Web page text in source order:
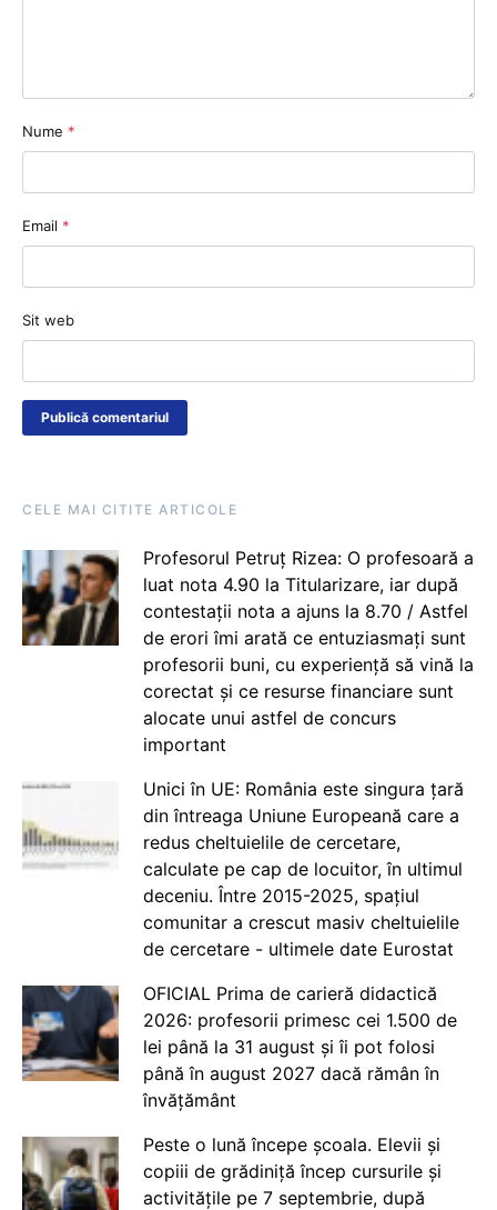
Nume *
Email *
Sit web
CELE MAI CITITE ARTICOLE
Profesorul Petruț Rizea: O profesoară a
luat nota 4.90 la Titularizare, iar după
contestații nota a ajuns la 8.70 / Astfel
de erori îmi arată ce entuziasmați sunt
profesorii buni, cu experiență să vină la
corectat și ce resurse financiare sunt
alocate unui astfel de concurs
important
Unici în UE: România este singura țară
din întreaga Uniune Europeană care a
redus cheltuielile de cercetare,
calculate pe cap de locuitor, în ultimul
deceniu. Între 2015-2025, spațiul
comunitar a crescut masiv cheltuielile
de cercetare - ultimele date Eurostat
OFICIAL Prima de carieră didactică
2026: profesorii primesc cei 1.500 de
lei până la 31 august și îi pot folosi
până în august 2027 dacă rămân în
învățământ
Peste o lună începe școala. Elevii și
copiii de grădiniță încep cursurile și
activitățile pe 7 septembrie, după